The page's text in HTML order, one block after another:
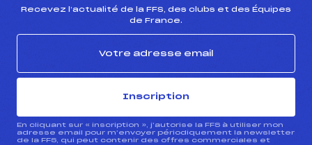
Recevez l’actualité de la FFS, des clubs et des Équipes
de France.
Inscription
En cliquant sur « inscription », j’autorise la FFS à utiliser mon
adresse email pour m’envoyer périodiquement la newsletter
de la FFS, qui peut contenir des offres commerciales et